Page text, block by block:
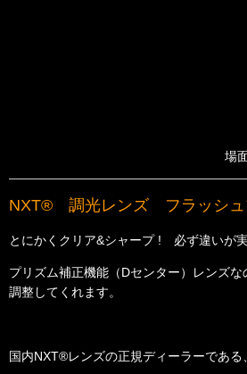
場
NXT® 調光レンズ フラッシュ
とにかくクリア&シャープ ! 必ず違いが実
プリズム補正機能（Dセンター）レンズ
調整してくれます。
国内NXT®レンズの正規ディーラーであ